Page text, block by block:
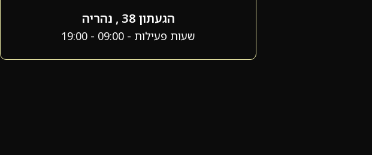
הגעתון 38 , נהריה
שעות פעילות - 09:00 - 19:00